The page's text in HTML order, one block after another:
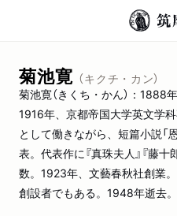
菊池寛 （キクチ・カン）
菊池寛（きくち・かん）：1888
1916年、京都帝国大学英文学
として働きながら、短篇小説「
表。代表作に『真珠夫人』『藤十
数。1923年、文藝春秋社創業
創設者でもある。1948年逝去。